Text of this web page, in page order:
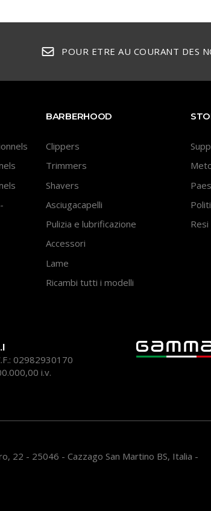
POUR ETRE AU COURANT DES
BARBERHOOD
Clippers
Trimmers
Shavers
Asciugacapelli
Pulizia e lubrificazione
Accessori
Lame
Ricambi tutti i modelli
02982930170
i.v.
22 - 25046 - Cazzago San Martino BS, Italia -